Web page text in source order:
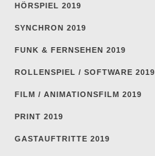
HÖRSPIEL 2019
SYNCHRON 2019
FUNK & FERNSEHEN 2019
ROLLENSPIEL / SOFTWARE 2019
FILM / ANIMATIONSFILM 2019
PRINT 2019
GASTAUFTRITTE 2019